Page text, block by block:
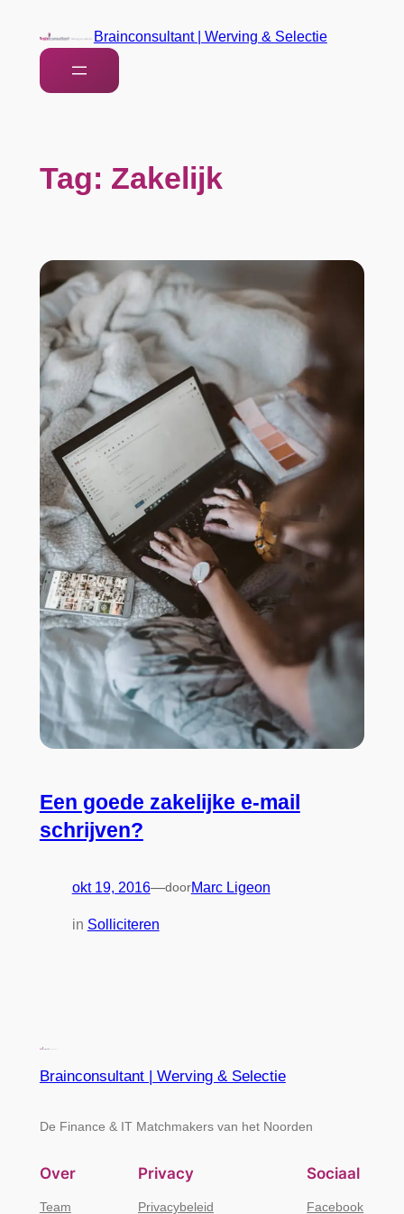
Brainconsultant | Werving & Selectie
Tag: Zakelijk
Een goede zakelijke e-mail
schrijven?
okt 19, 2016—doorMarc Ligeon
in Solliciteren
Brainconsultant | Werving & Selectie
De Finance & IT Matchmakers van het Noorden
Over
Team
Privacy
Privacybeleid
Sociaal
Facebook